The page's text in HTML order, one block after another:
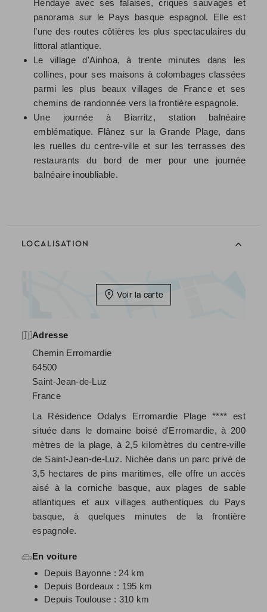
Hendaye avec ses falaises, criques sauvages et
panorama sur le Pays basque espagnol. Elle est
l’une des routes côtières les plus spectaculaires du
littoral atlantique.
Le village d'Ainhoa, à trente minutes dans les
collines, pour ses maisons à colombages classées
parmi les plus beaux villages de France et ses
chemins de randonnée vers la frontière espagnole.
Une journée à Biarritz, station balnéaire
emblématique. Flânez sur la Grande Plage, dans
les ruelles du centre-ville et sur les terrasses des
restaurants du bord de mer pour une journée
balnéaire inoubliable.
LOCALISATION
Voir la carte
Adresse
Chemin Erromardie
64500
Saint-Jean-de-Luz
France
La Résidence Odalys Erromardie Plage **** est
située dans le domaine boisé d'Erromardie, à 200
mètres de la plage, à 2,5 kilomètres du centre-ville
de Saint-Jean-de-Luz. Nichée dans un parc privé de
3,5 hectares de pins maritimes, elle offre un accès
aisé à la corniche basque, aux plages de sable
atlantiques et aux villages authentiques du Pays
basque, à quelques minutes de la frontière
espagnole.
En voiture
Depuis Bayonne : 24 km
Depuis Bordeaux : 195 km
Depuis Toulouse : 310 km